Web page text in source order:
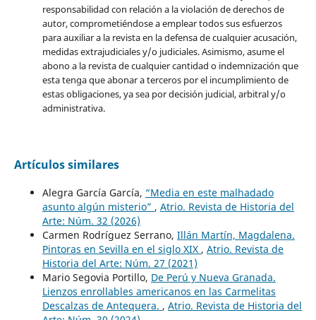
responsabilidad con relación a la violación de derechos de
autor, comprometiéndose a emplear todos sus esfuerzos
para auxiliar a la revista en la defensa de cualquier acusación,
medidas extrajudiciales y/o judiciales. Asimismo, asume el
abono a la revista de cualquier cantidad o indemnización que
esta tenga que abonar a terceros por el incumplimiento de
estas obligaciones, ya sea por decisión judicial, arbitral y/o
administrativa.
Artículos similares
Alegra García García, “Media en este malhadado
asunto algún misterio” , Atrio. Revista de Historia del
Arte: Núm. 32 (2026)
Carmen Rodríguez Serrano, Illán Martín, Magdalena.
Pintoras en Sevilla en el siglo XIX , Atrio. Revista de
Historia del Arte: Núm. 27 (2021)
Mario Segovia Portillo, De Perú y Nueva Granada.
Lienzos enrollables americanos en las Carmelitas
Descalzas de Antequera. , Atrio. Revista de Historia del